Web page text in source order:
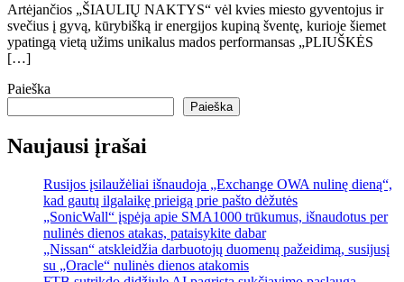
Artėjančios „ŠIAULIŲ NAKTYS“ vėl kvies miesto gyventojus ir
svečius į gyvą, kūrybišką ir energijos kupiną šventę, kurioje šiemet
ypatingą vietą užims unikalus mados performansas „PLIUŠKĖS
[…]
Paieška
Paieška
Naujausi įrašai
Rusijos įsilaužėliai išnaudoja „Exchange OWA nulinę dieną“,
kad gautų ilgalaikę prieigą prie pašto dėžutės
„SonicWall“ įspėja apie SMA1000 trūkumus, išnaudotus per
nulinės dienos atakas, pataisykite dabar
„Nissan“ atskleidžia darbuotojų duomenų pažeidimą, susijusį
su „Oracle“ nulinės dienos atakomis